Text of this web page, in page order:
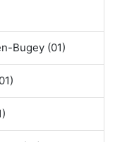
Bugey (01)